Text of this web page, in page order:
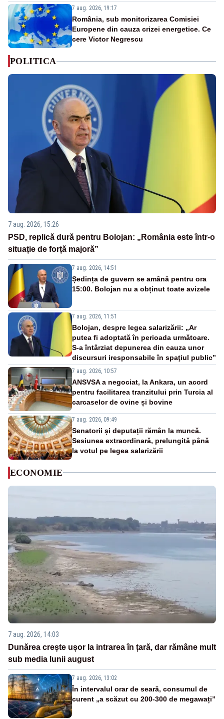
7 aug. 2026, 19:17
România, sub monitorizarea Comisiei
Europene din cauza crizei energetice. Ce
cere Victor Negrescu
POLITICA
7 aug. 2026, 15:26
PSD, replică dură pentru Bolojan: „România este într-o
situație de forță majoră”
7 aug. 2026, 14:51
Ședința de guvern se amână pentru ora
15:00. Bolojan nu a obținut toate avizele
7 aug. 2026, 11:51
Bolojan, despre legea salarizării: „Ar
putea fi adoptată în perioada următoare.
S-a întârziat depunerea din cauza unor
discursuri iresponsabile în spaţiul public”
7 aug. 2026, 10:57
ANSVSA a negociat, la Ankara, un acord
pentru facilitarea tranzitului prin Turcia al
carcaselor de ovine și bovine
7 aug. 2026, 09:49
Senatorii și deputații rămân la muncă.
Sesiunea extraordinară, prelungită până
la votul pe legea salarizării
ECONOMIE
7 aug. 2026, 14:03
Dunărea crește ușor la intrarea în țară, dar rămâne mult
sub media lunii august
7 aug. 2026, 13:02
În intervalul orar de seară, consumul de
curent „a scăzut cu 200-300 de megawați”